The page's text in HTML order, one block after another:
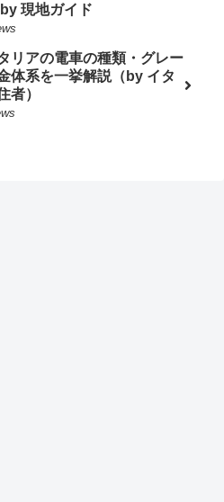
現地ガイド
リアの電車の種類・グレー
体系を一挙解説（by イタ
者）